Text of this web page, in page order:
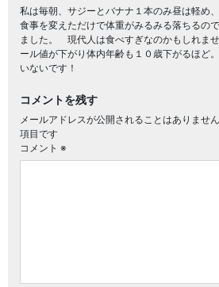
私は毎朝、サジーとバナナ１本のみ昼は軽め
食事を変えただけで体重がみるみる落ちるの
ました。 現代人は食べすぎなのかもしれま
ール値が下がり体内年齢も１０歳下がるほど
いないです！
コメントを残す
メールアドレスが公開されることはありません
項目です
コメント ※